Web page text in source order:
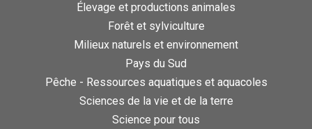
Élevage et productions animales
Forêt et sylviculture
Milieux naturels et environnement
Pays du Sud
Pêche - Ressources aquatiques et aquacoles
Sciences de la vie et de la terre
Science pour tous